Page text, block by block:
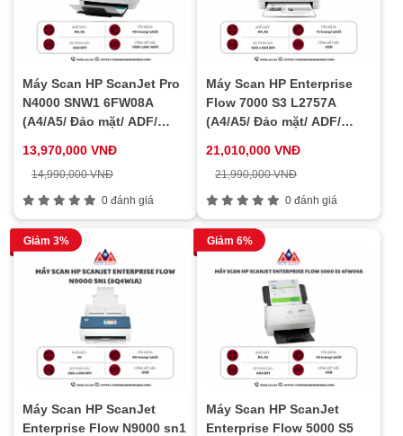
Máy Scan HP ScanJet Pro
N4000 SNW1 6FW08A
(A4/A5/ Đảo mặt/ ADF/
13,970,000 VNĐ
14,990,000 VNĐ
0 đánh giá
Máy Scan HP Enterprise
Flow 7000 S3 L2757A
(A4/A5/ Đảo mặt/ ADF/
21,010,000 VNĐ
21,990,000 VNĐ
0 đánh giá
Giảm 3%
Máy Scan HP ScanJet
Enterprise Flow N9000 sn1
Giảm 6%
Máy Scan HP ScanJet
Enterprise Flow 5000 S5